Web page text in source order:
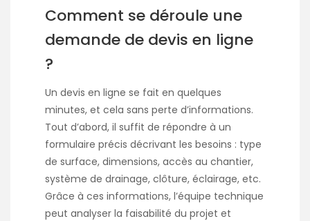
Comment se déroule une
demande de devis en ligne
?
Un devis en ligne se fait en quelques
minutes, et cela sans perte d’informations.
Tout d’abord, il suffit de répondre à un
formulaire précis décrivant les besoins : type
de surface, dimensions, accès au chantier,
système de drainage, clôture, éclairage, etc.
Grâce à ces informations, l’équipe technique
peut analyser la faisabilité du projet et